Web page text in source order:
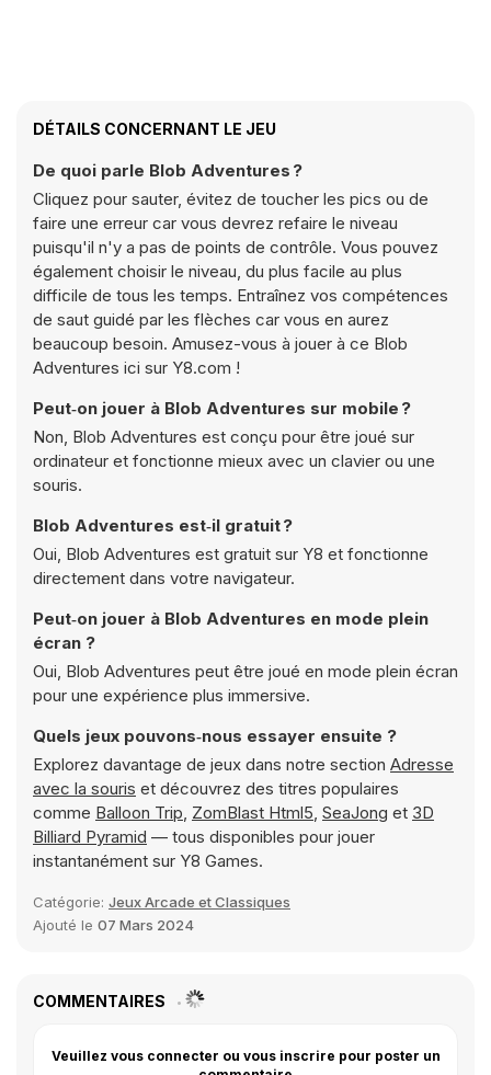
DÉTAILS CONCERNANT LE JEU
De quoi parle Blob Adventures ?
Cliquez pour sauter, évitez de toucher les pics ou de
faire une erreur car vous devrez refaire le niveau
puisqu'il n'y a pas de points de contrôle. Vous pouvez
également choisir le niveau, du plus facile au plus
difficile de tous les temps. Entraînez vos compétences
de saut guidé par les flèches car vous en aurez
beaucoup besoin. Amusez-vous à jouer à ce Blob
Adventures ici sur Y8.com !
Peut‑on jouer à Blob Adventures sur mobile ?
Non, Blob Adventures est conçu pour être joué sur
ordinateur et fonctionne mieux avec un clavier ou une
souris.
Blob Adventures est‑il gratuit ?
Oui, Blob Adventures est gratuit sur Y8 et fonctionne
directement dans votre navigateur.
Peut‑on jouer à Blob Adventures en mode plein
écran ?
Oui, Blob Adventures peut être joué en mode plein écran
pour une expérience plus immersive.
Quels jeux pouvons‑nous essayer ensuite ?
Explorez davantage de jeux dans notre section Adresse
avec la souris et découvrez des titres populaires
comme Balloon Trip, ZomBlast Html5, SeaJong et 3D
Billiard Pyramid — tous disponibles pour jouer
instantanément sur Y8 Games.
Catégorie: Jeux Arcade et Classiques
Ajouté le 07 Mars 2024
COMMENTAIRES
Veuillez vous connecter ou vous inscrire pour poster un